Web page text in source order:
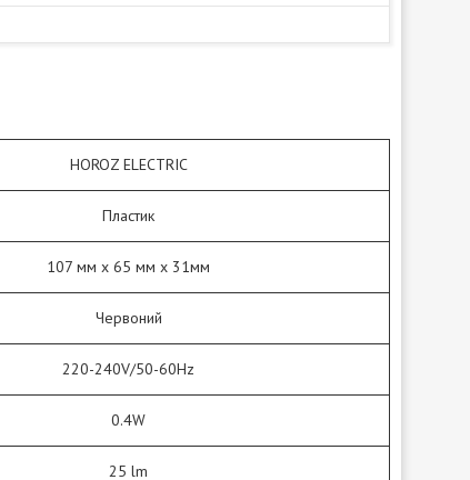
HOROZ ELECTRIC
Пластик
107 мм х 65 мм х 31мм
Червоний
220-240V/50-60Hz
0.4W
25 lm